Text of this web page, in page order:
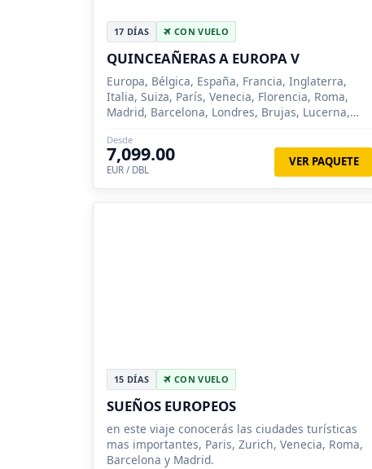
17 DÍAS CON VUELO
QUINCEAÑERAS A EUROPA V
Europa, Bélgica, España, Francia, Inglaterra,
Italia, Suiza, París, Venecia, Florencia, Roma,
Madrid, Barcelona, Londres, Brujas, Lucerna,
Desde
7,099.00
EUR / DBL
VER PAQUETE
15 DÍAS CON VUELO
SUEÑOS EUROPEOS
en este viaje conocerás las ciudades turísticas
mas importantes, Paris, Zurich, Venecia, Roma,
Barcelona y Madrid.